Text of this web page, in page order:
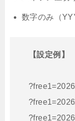
数字のみ（
【設定例】